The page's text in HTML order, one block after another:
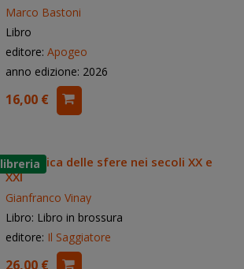
Marco Bastoni
Libro
editore: Apogeo
anno edizione: 2026
16,00 €
La musica delle sfere nei secoli XX e
XXI
Gianfranco Vinay
Libro: Libro in brossura
editore: Il Saggiatore
26,00 €